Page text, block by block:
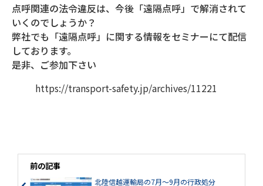
点呼関連の法令違反は、今後「遠隔点呼」で解消されて
いくのでしょうか？
弊社でも「遠隔点呼」に関する情報をセミナーにて配信
しております。
是非、ご参加下さい
https://transport-safety.jp/archives/11221
前の記事
北陸信越運輸局の7月～9月の行政処分